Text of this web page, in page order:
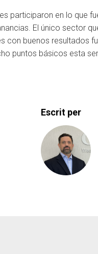
participaron en lo que
El único sector
con buenos resultados
puntos básicos esta
Escrit per